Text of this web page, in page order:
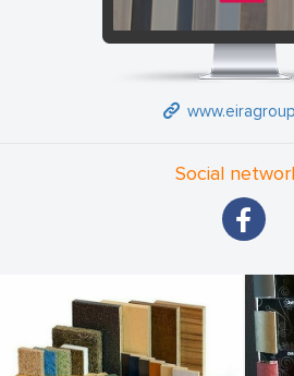
Social